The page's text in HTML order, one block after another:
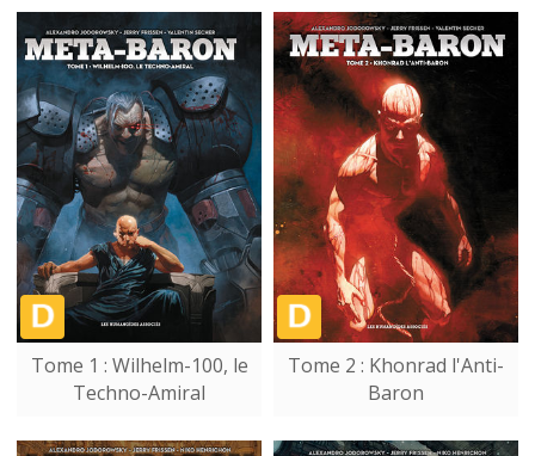
Tome 1 : Wilhelm-100, le
Techno-Amiral
Tome 2 : Khonrad l'Anti-
Baron